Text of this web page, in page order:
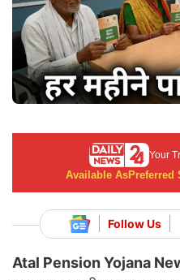
Your
Available AsPreferred
Follow Us
Atal Pension Yojana